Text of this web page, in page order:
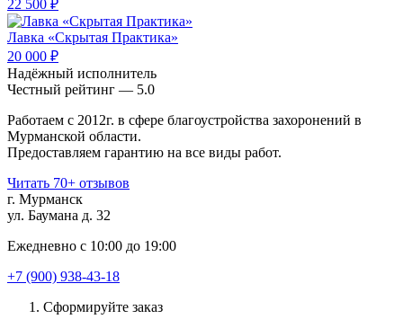
22 500 ₽
Лавка «Скрытая Практика»
20 000 ₽
Надёжный исполнитель
Чеcтный рейтинг — 5.0
Работаем с 2012г. в сфере благоустройства захоронений в
Мурманской области.
Предоставляем гарантию на все виды работ.
Читать 70+ отзывов
г. Мурманск
ул. Баумана д. 32
Ежедневно с 10:00 до 19:00
+7 (900) 938-43-18
Сформируйте заказ